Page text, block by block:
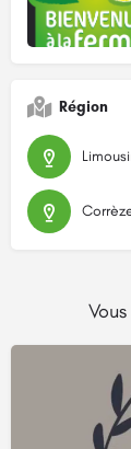
Région